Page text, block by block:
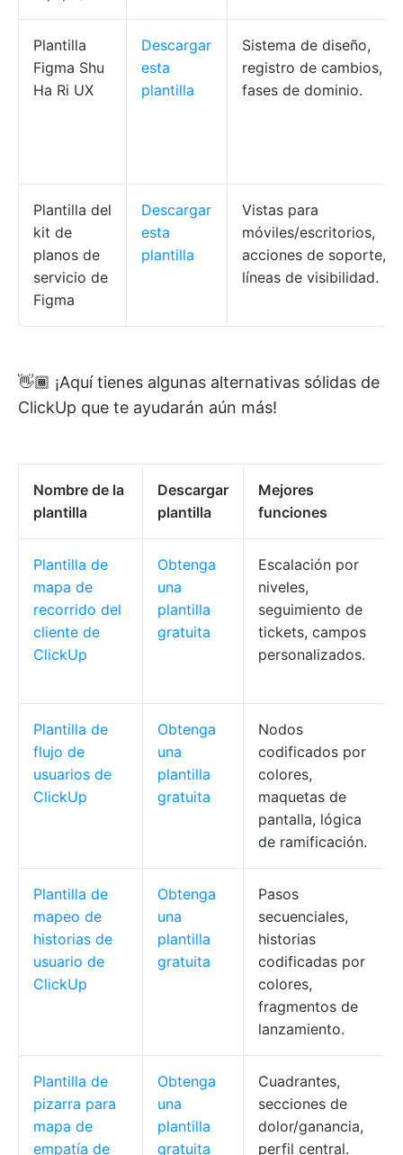
Plantilla
Figma Shu
Ha Ri UX
Descargar
esta
plantilla
Sistema de diseño,
registro de cambios,
fases de dominio.
Plantilla del
kit de
planos de
servicio de
Figma
Descargar
esta
plantilla
Vistas para
móviles/escritorios,
acciones de soporte,
líneas de visibilidad.
👋🏾 ¡Aquí tienes algunas alternativas sólidas de
ClickUp que te ayudarán aún más!
Nombre de la
plantilla
Descargar
plantilla
Mejores
funciones
Plantilla de
mapa de
recorrido del
cliente de
ClickUp
Obtenga
una
plantilla
gratuita
Escalación por
niveles,
seguimiento de
tickets, campos
personalizados.
Plantilla de
flujo de
usuarios de
ClickUp
Obtenga
una
plantilla
gratuita
Nodos
codificados por
colores,
maquetas de
pantalla, lógica
de ramificación.
Plantilla de
mapeo de
historias de
usuario de
ClickUp
Obtenga
una
plantilla
gratuita
Pasos
secuenciales,
historias
codificadas por
colores,
fragmentos de
lanzamiento.
Plantilla de
pizarra para
mapa de
empatía de
Obtenga
una
plantilla
gratuita
Cuadrantes,
secciones de
dolor/ganancia,
perfil central.